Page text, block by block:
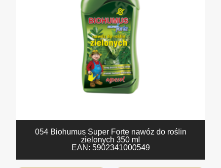
054 Biohumus Super Forte nawóz do roślin
zielonych 350 ml
EAN: 5902341000549